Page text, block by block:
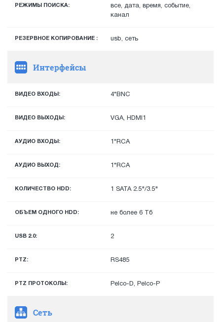
РЕЖИМЫ ПОИСКА:
все, дата, время, событие,
канал
РЕЗЕРВНОЕ КОПИРОВАНИЕ : usb, сеть
Интерфейсы
ВИДЕО ВХОДЫ: 4*BNC
ВИДЕО ВЫХОДЫ: VGA, HDMI1
АУДИО ВХОДЫ: 1*RCA
АУДИО ВЫХОД: 1*RCA
КОЛИЧЕСТВО HDD: 1 SATA 2.5"/3.5"
ОБЪЕМ ОДНОГО HDD: не более 6 Тб
USB 2.0: 2
PTZ: RS485
PTZ ПРОТОКОЛЫ: Pelco-D, Pelco-P
Сеть